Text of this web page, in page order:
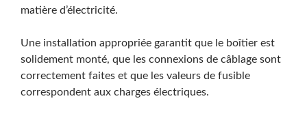
matière d’électricité.
Une installation appropriée garantit que le boîtier est
solidement monté, que les connexions de câblage sont
correctement faites et que les valeurs de fusible
correspondent aux charges électriques.